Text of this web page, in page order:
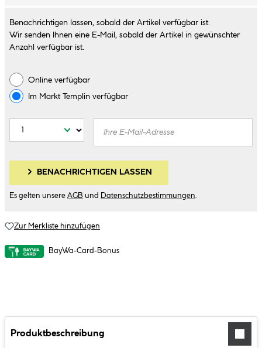
Benachrichtigen lassen, sobald der Artikel verfügbar ist.
Wir senden Ihnen eine E-Mail, sobald der Artikel in gewünschter
Anzahl verfügbar ist.
Online verfügbar
Im Markt Templin verfügbar
BENACHRICHTIGEN LASSEN
Es gelten unsere AGB und Datenschutzbestimmungen
Zur Merkliste hinzufügen
BayWa-Card-Bonus
Produktbeschreibung